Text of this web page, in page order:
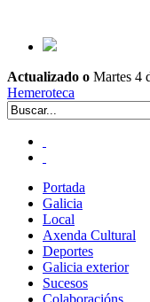
Actualizado o Martes 4
Hemeroteca
Portada
Galicia
Local
Axenda Cultural
Deportes
Galicia exterior
Sucesos
Colaboracións